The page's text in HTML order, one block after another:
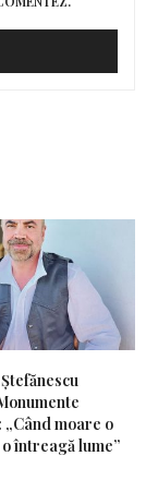
„Când moare o
întreagă lume”